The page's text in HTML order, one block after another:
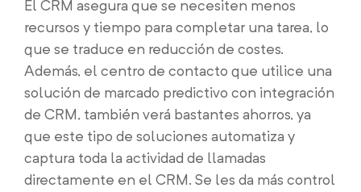
El CRM asegura que se necesiten menos
recursos y tiempo para completar una tarea, lo
que se traduce en reducción de costes.
Además, el centro de contacto que utilice una
solución de marcado predictivo con integración
de CRM, también verá bastantes ahorros, ya
que este tipo de soluciones automatiza y
captura toda la actividad de llamadas
directamente en el CRM. Se les da más control